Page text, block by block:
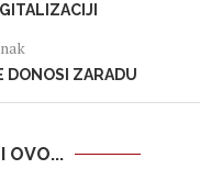
DONOSI ZARADU
OVO...